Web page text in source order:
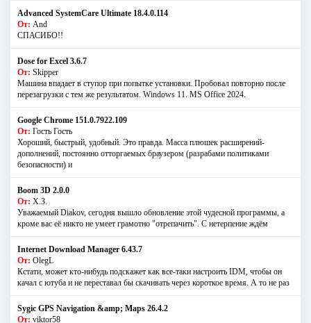
Advanced SystemCare Ultimate 18.4.0.114
От: And
СПАСИБО!!
Dose for Excel 3.6.7
От: Skipper
Машина впадает в ступор при попытке установки. Пробовал повторно после
перезагрузки с тем же результатом. Windows 11. MS Offiсe 2024.
Google Chrome 151.0.7922.109
От: Гость Гость
Хороший, быстрый, удобный. Это правда. Масса плюшек расширений-
дополнений, постоянно отторгаемых браузером (разрабами политиками
безопасности) и
Boom 3D 2.0.0
От: Х.З.
Уважаемый Diakov, сегодня вышло обновление этой чудесной программы, а
кроме вас её никто не умеет грамотно "отрепачить". С нетерпение ждём
Internet Download Manager 6.43.7
От: OlegL
Кстати, может кто-нибудь подскажет как все-таки настроить IDM, чтобы он
качал с ютуба и не переставал бы скачивать через короткое время. А то не раз
Sygic GPS Navigation &amp; Maps 26.4.2
От: viktor58